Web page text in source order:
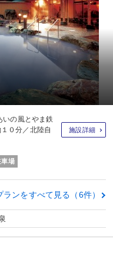
いの風とやま鉄
０分／北陸自
施設詳細
車場
ランをすべて見る（6件）